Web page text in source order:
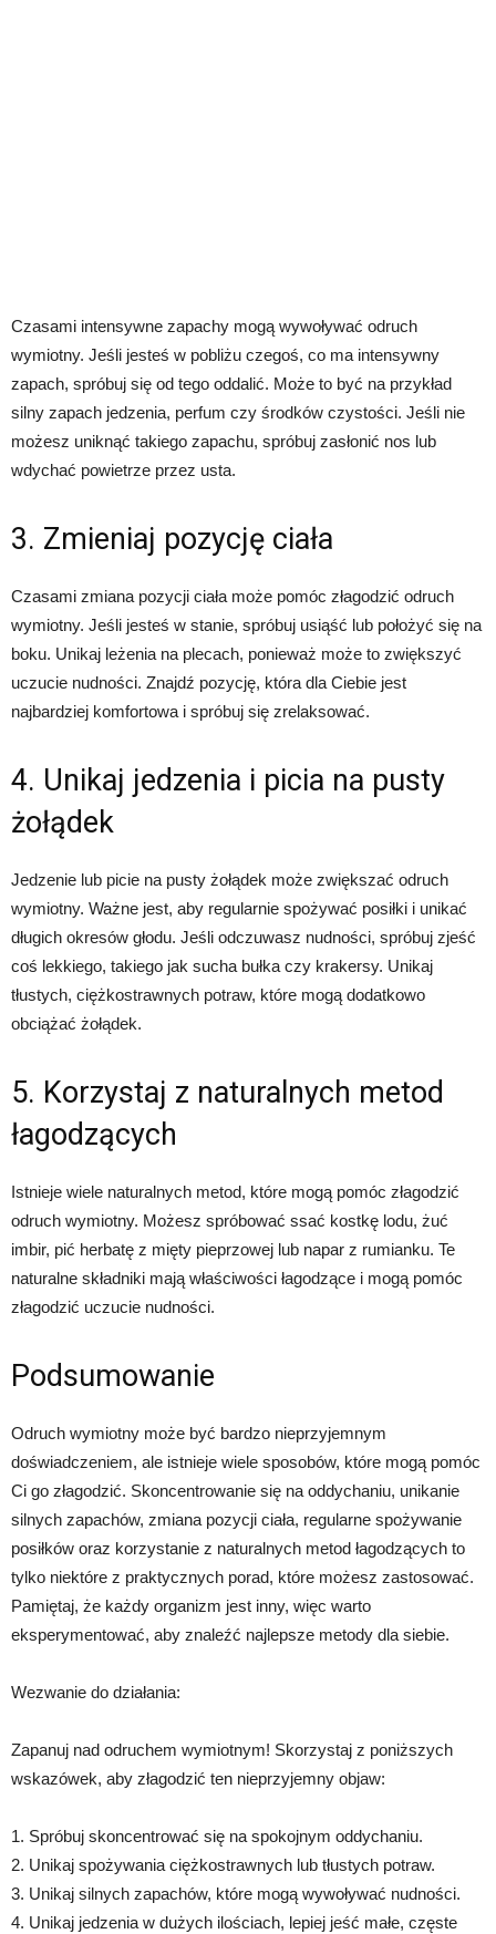
Czasami intensywne zapachy mogą wywoływać odruch
wymiotny. Jeśli jesteś w pobliżu czegoś, co ma intensywny
zapach, spróbuj się od tego oddalić. Może to być na przykład
silny zapach jedzenia, perfum czy środków czystości. Jeśli nie
możesz uniknąć takiego zapachu, spróbuj zasłonić nos lub
wdychać powietrze przez usta.
3. Zmieniaj pozycję ciała
Czasami zmiana pozycji ciała może pomóc złagodzić odruch
wymiotny. Jeśli jesteś w stanie, spróbuj usiąść lub położyć się na
boku. Unikaj leżenia na plecach, ponieważ może to zwiększyć
uczucie nudności. Znajdź pozycję, która dla Ciebie jest
najbardziej komfortowa i spróbuj się zrelaksować.
4. Unikaj jedzenia i picia na pusty
żołądek
Jedzenie lub picie na pusty żołądek może zwiększać odruch
wymiotny. Ważne jest, aby regularnie spożywać posiłki i unikać
długich okresów głodu. Jeśli odczuwasz nudności, spróbuj zjeść
coś lekkiego, takiego jak sucha bułka czy krakersy. Unikaj
tłustych, ciężkostrawnych potraw, które mogą dodatkowo
obciążać żołądek.
5. Korzystaj z naturalnych metod
łagodzących
Istnieje wiele naturalnych metod, które mogą pomóc złagodzić
odruch wymiotny. Możesz spróbować ssać kostkę lodu, żuć
imbir, pić herbatę z mięty pieprzowej lub napar z rumianku. Te
naturalne składniki mają właściwości łagodzące i mogą pomóc
złagodzić uczucie nudności.
Podsumowanie
Odruch wymiotny może być bardzo nieprzyjemnym
doświadczeniem, ale istnieje wiele sposobów, które mogą pomóc
Ci go złagodzić. Skoncentrowanie się na oddychaniu, unikanie
silnych zapachów, zmiana pozycji ciała, regularne spożywanie
posiłków oraz korzystanie z naturalnych metod łagodzących to
tylko niektóre z praktycznych porad, które możesz zastosować.
Pamiętaj, że każdy organizm jest inny, więc warto
eksperymentować, aby znaleźć najlepsze metody dla siebie.
Wezwanie do działania:
Zapanuj nad odruchem wymiotnym! Skorzystaj z poniższych
wskazówek, aby złagodzić ten nieprzyjemny objaw:
1. Spróbuj skoncentrować się na spokojnym oddychaniu.
2. Unikaj spożywania ciężkostrawnych lub tłustych potraw.
3. Unikaj silnych zapachów, które mogą wywoływać nudności.
4. Unikaj jedzenia w dużych ilościach, lepiej jeść małe, częste